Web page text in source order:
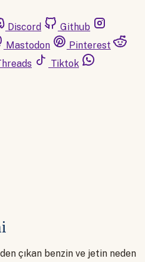
Discord
Github
Mastodon
Pinterest
Tiktok
çıkan benzin ve jetin neden